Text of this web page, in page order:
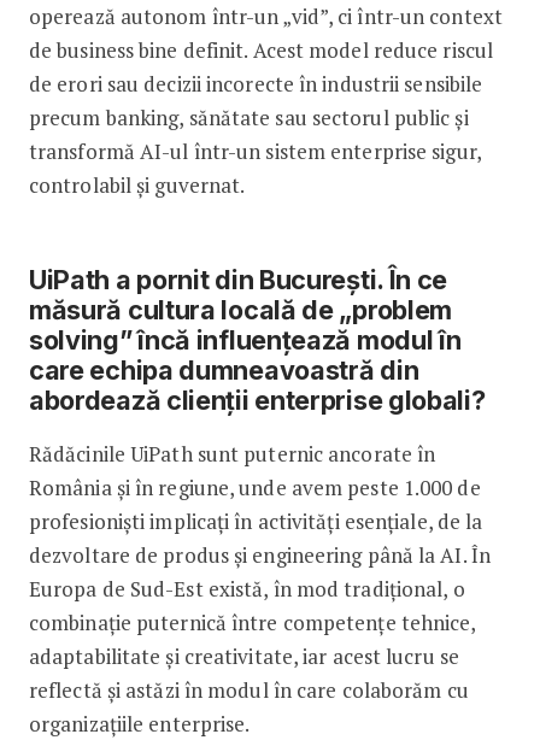
operează autonom într-un „vid”, ci într-un context
de business bine definit. Acest model reduce riscul
de erori sau decizii incorecte în industrii sensibile
precum banking, sănătate sau sectorul public și
transformă AI-ul într-un sistem enterprise sigur,
controlabil și guvernat.
UiPath a pornit din București. În ce
măsură cultura locală de „problem
solving” încă influențează modul în
care echipa dumneavoastră din
abordează clienții enterprise globali?
Rădăcinile UiPath sunt puternic ancorate în
România și în regiune, unde avem peste 1.000 de
profesioniști implicați în activități esențiale, de la
dezvoltare de produs și engineering până la AI. În
Europa de Sud-Est există, în mod tradițional, o
combinație puternică între competențe tehnice,
adaptabilitate și creativitate, iar acest lucru se
reflectă și astăzi în modul în care colaborăm cu
organizațiile enterprise.